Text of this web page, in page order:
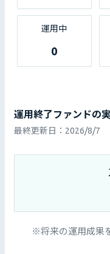
運用中
0
運用終了ファンドの
最終更新日： 2026/8/7
※将来の運用成果